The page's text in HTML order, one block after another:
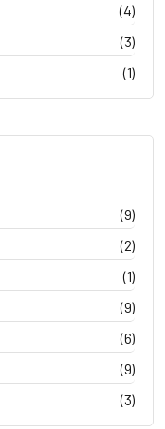
(4)
(3)
(1)
(9)
(2)
(1)
(9)
(6)
(9)
(3)